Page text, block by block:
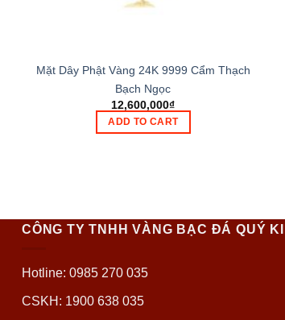
Mặt Dây Phật Vàng 24K 9999 Cẩm Thạch
Bạch Ngọc
12,600,000₫
ADD TO CART
CÔNG TY TNHH VÀNG BẠC ĐÁ QUÝ
Hotline: 0985 270 035
CSKH: 1900 638 035